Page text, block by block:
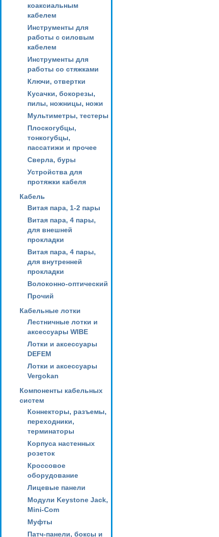
коаксиальным
кабелем
Инструменты для
работы с силовым
кабелем
Инструменты для
работы со стяжками
Ключи, отвертки
Кусачки, бокорезы,
пилы, ножницы, ножи
Мультиметры, тестеры
Плоскогубцы,
тонкогубцы,
пассатижи и прочее
Сверла, буры
Устройства для
протяжки кабеля
Кабель
Витая пара, 1-2 пары
Витая пара, 4 пары,
для внешней
прокладки
Витая пара, 4 пары,
для внутренней
прокладки
Волоконно-оптический
Прочий
Кабельные лотки
Лестничные лотки и
аксессуары WIBE
Лотки и аксессуары
DEFEM
Лотки и аксессуары
Vergokan
Компоненты кабельных
систем
Коннекторы, разъемы,
переходники,
терминаторы
Корпуса настенных
розеток
Кроссовое
оборудование
Лицевые панели
Модули Keystone Jack,
Mini-Com
Муфты
Патч-панели, боксы и